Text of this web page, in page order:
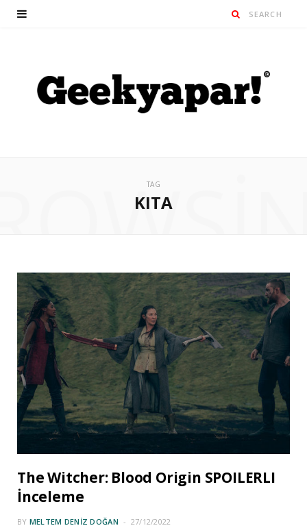
TAG
KITA
The Witcher: Blood Origin SPOILERLI
İnceleme
BY MELTEM DENIZ DOĞAN 27/12/2022